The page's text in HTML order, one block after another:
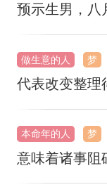
预示生男，八
做生意的人 梦
代表改变整理
本命年的人 梦
意味着诸事阻